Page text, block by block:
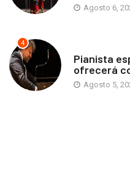
Agosto 6,
4
Pianista
ofrecerá
Agosto 5,